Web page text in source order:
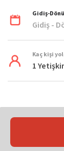
Gidiş-
Gidiş -
Kaç kişi
1